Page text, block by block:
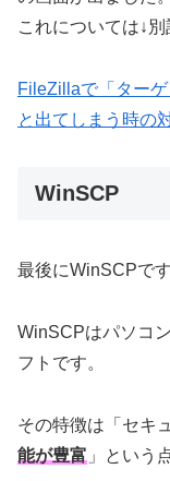
これについては↓
FileZillaで「ター
と出てしまう時の
WinSCP
最後にWinSCPです
WinSCPはパソコ
フトです。
その特徴は「セキ
能が豊富 」という